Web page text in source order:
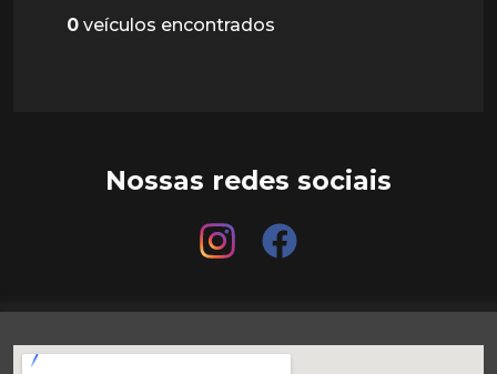
0 veículos encontrados
Nossas redes sociais